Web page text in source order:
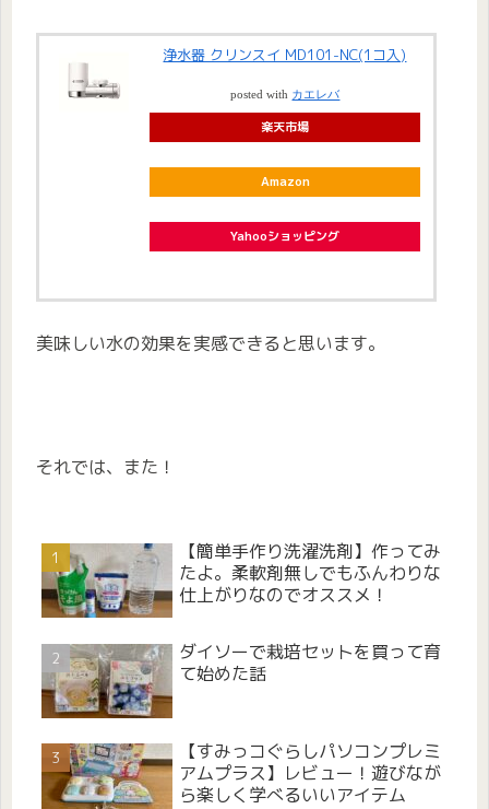
浄水器 クリンスイ MD101-NC(1コ入)
posted with カエレバ
楽天市場
Amazon
Yahooショッピング
美味しい水の効果を実感できると思います。
それでは、また！
【簡単手作り洗濯洗剤】作ってみ
たよ。柔軟剤無しでもふんわりな
仕上がりなのでオススメ！
ダイソーで栽培セットを買って育
て始めた話
【すみっコぐらしパソコンプレミ
アムプラス】レビュー！遊びなが
ら楽しく学べるいいアイテム